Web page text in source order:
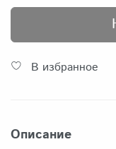
В избранное
Описание